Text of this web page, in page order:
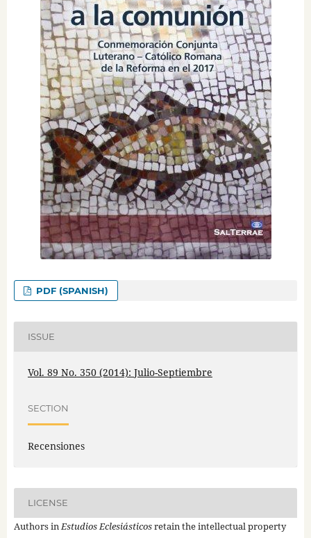
PDF (SPANISH)
ISSUE
Vol. 89 No. 350 (2014): Julio-Septiembre
SECTION
Recensiones
LICENSE
Authors inEstudios Eclesiásticosretain the intellectual property